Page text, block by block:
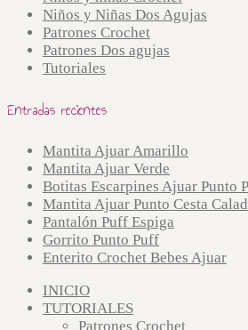
Niños y Niñas Dos Agujas
Patrones Crochet
Patrones Dos agujas
Tutoriales
Entradas recientes
Mantita Ajuar Amarillo
Mantita Ajuar Verde
Botitas Escarpines Ajuar Punto
Mantita Ajuar Punto Cesta
Pantalón Puff Espiga
Gorrito Punto Puff
Enterito Crochet Bebes Ajuar
INICIO
TUTORIALES
Patrones Crochet